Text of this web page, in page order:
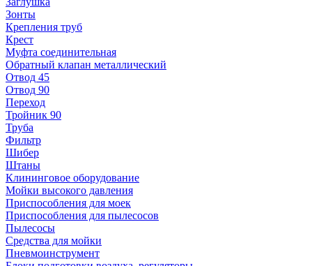
Зонты
Крепления труб
Крест
Муфта соединительная
Обратный клапан металлический
Отвод 45
Отвод 90
Переход
Тройник 90
Труба
Фильтр
Шибер
Штаны
Клининговое оборудование
Мойки высокого давления
Приспособления для моек
Приспособления для пылесосов
Пылесосы
Средства для мойки
Пневмоинструмент